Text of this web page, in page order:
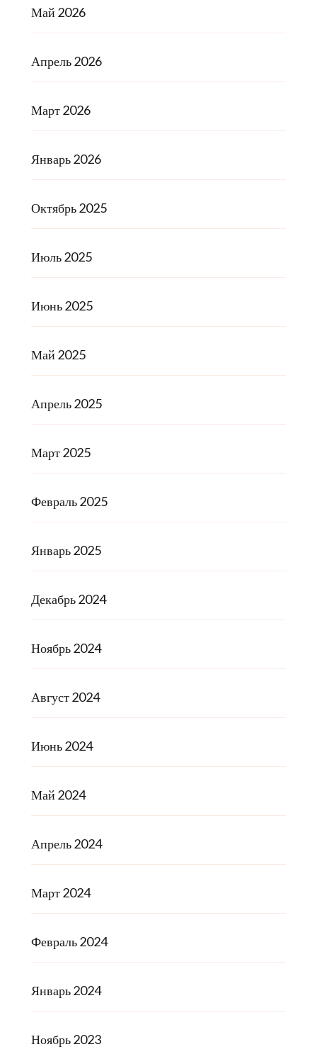
Май 2026
Апрель 2026
Март 2026
Январь 2026
Октябрь 2025
Июль 2025
Июнь 2025
Май 2025
Апрель 2025
Март 2025
Февраль 2025
Январь 2025
Декабрь 2024
Ноябрь 2024
Август 2024
Июнь 2024
Май 2024
Апрель 2024
Март 2024
Февраль 2024
Январь 2024
Ноябрь 2023